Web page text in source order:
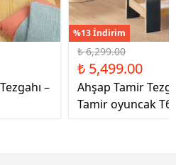
–
%13 İndirim
₺ 6,299.00
₺ 5,499.00
Ahşap Tamir
Tamir oyuncak